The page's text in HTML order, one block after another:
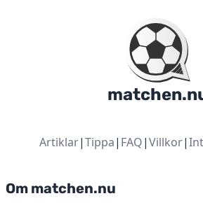
Artiklar|Tippa| FAQ|Villkor|
Om matchen.nu